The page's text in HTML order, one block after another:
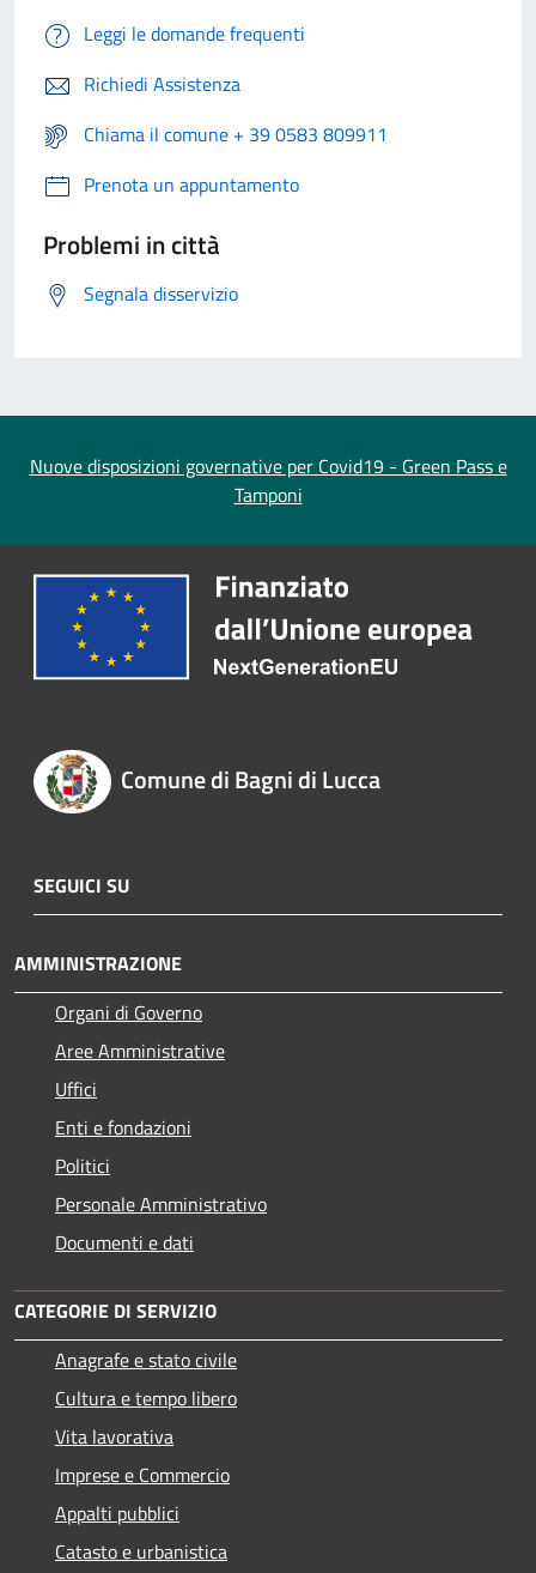
Leggi le domande frequenti
Richiedi Assistenza
Chiama il comune + 39 0583 809911
Prenota un appuntamento
Problemi in città
Segnala disservizio
Nuove disposizioni governative per Covid19 - Green Pass e
Tamponi
Comune di Bagni di Lucca
SEGUICI SU
AMMINISTRAZIONE
Organi di Governo
Aree Amministrative
Uffici
Enti e fondazioni
Politici
Personale Amministrativo
Documenti e dati
CATEGORIE DI SERVIZIO
Anagrafe e stato civile
Cultura e tempo libero
Vita lavorativa
Imprese e Commercio
Appalti pubblici
Catasto e urbanistica